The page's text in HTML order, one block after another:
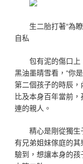
生二胎打著“為
自私
包有泥的傷口上
黑油墨晴雪看，“你
第二個孩子的時辰，
比及本身百年當前
連的親人。
精心是剛從獨生
有兄弟姐妹傢庭的
驗到，想讓本身的